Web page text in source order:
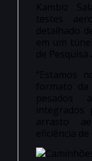
Kambiz
testes
detalhado
em um
de Pesquisa
“Estamos
formato da
pesados
integrados
arrasto
eficiência